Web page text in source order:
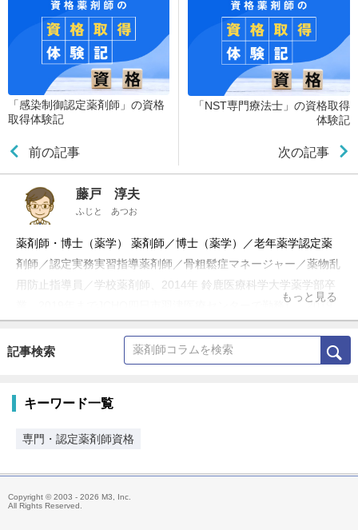
「感染制御認定薬剤師」の資格
取得体験記
前の記事
「NST専門療法士」の資格取得
体験記
次の記事
藤戸 淳夫
ふじと あつお
薬剤師・博士（薬学） 薬剤師／博士（薬学）／老年薬学認定薬
剤師／認定実務実習指導薬剤師／骨粗鬆症マネージャー／薬物乱
用防止指導員／学校薬剤師、2014年 鈴鹿医療科学大学薬学部卒
業。2019年までJCHO四日市羽津医療センターで勤務し、2019
生として研究し、博士号を取得。2024年7月より医療現場で解決
できない健康課題へ立ち向かうというミッションをもとに株式会
もっと見る
記事検索
キーワード一覧
専門・認定薬剤師資格
Copyright © 2003 - 2026 M3, Inc.
All Rights Reserved.